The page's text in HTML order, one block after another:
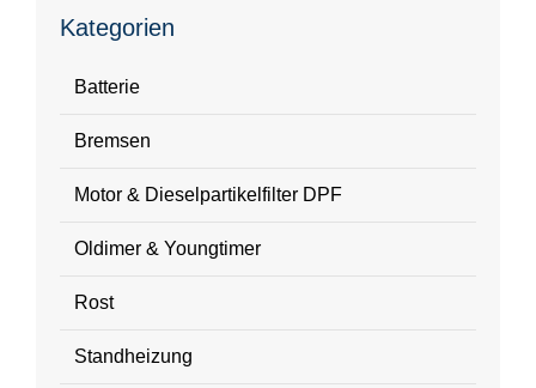
Kategorien
Batterie
Bremsen
Motor & Dieselpartikelfilter DPF
Oldimer & Youngtimer
Rost
Standheizung